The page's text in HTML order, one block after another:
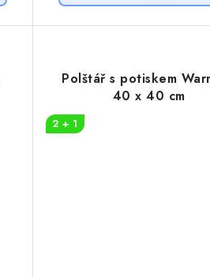
Polštář s potiskem
40 x 40 cm
2 + 1